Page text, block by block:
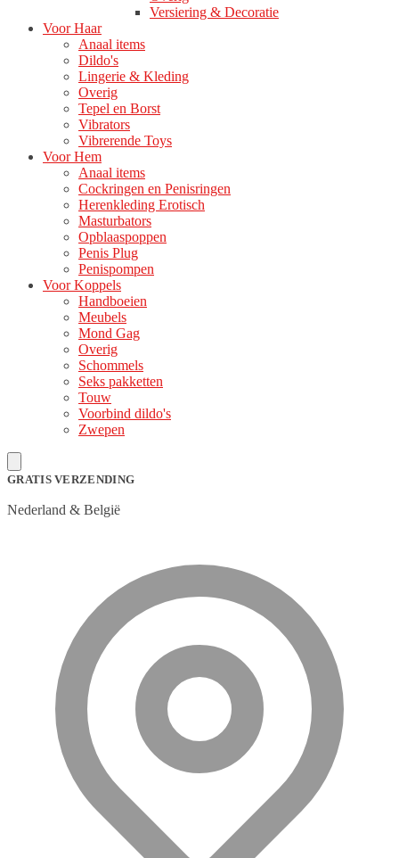
Versiering & Decoratie
Voor Haar
Anaal items
Dildo's
Lingerie & Kleding
Overig
Tepel en Borst
Vibrators
Vibrerende Toys
Voor Hem
Anaal items
Cockringen en Penisringen
Herenkleding Erotisch
Masturbators
Opblaaspoppen
Penis Plug
Penispompen
Voor Koppels
Handboeien
Meubels
Mond Gag
Overig
Schommels
Seks pakketten
Touw
Voorbind dildo's
Zwepen
GRATIS VERZENDING
Nederland & België